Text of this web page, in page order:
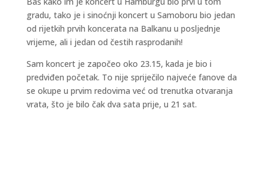
gradu, tako je i sinoćnji koncert u Samoboru bio jedan
od rijetkih prvih koncerata na Balkanu u posljednje
vrijeme, ali i jedan od čestih rasprodanih!
Sam koncert je započeo oko 23.15, kada je bio i
predviđen početak. To nije spriječilo najveće fanove da
se okupe u prvim redovima već od trenutka otvaranja
vrata, što je bilo čak dva sata prije, u 21 sat.